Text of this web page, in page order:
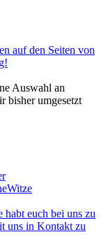
auf den Seiten von
Auswahl an
bisher umgesetzt
habt euch bei uns zu
uns in Kontakt zu